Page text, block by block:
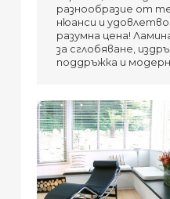
разнообразие от
нюанси и
разумна цена!
за сглобяване,
поддръжка и